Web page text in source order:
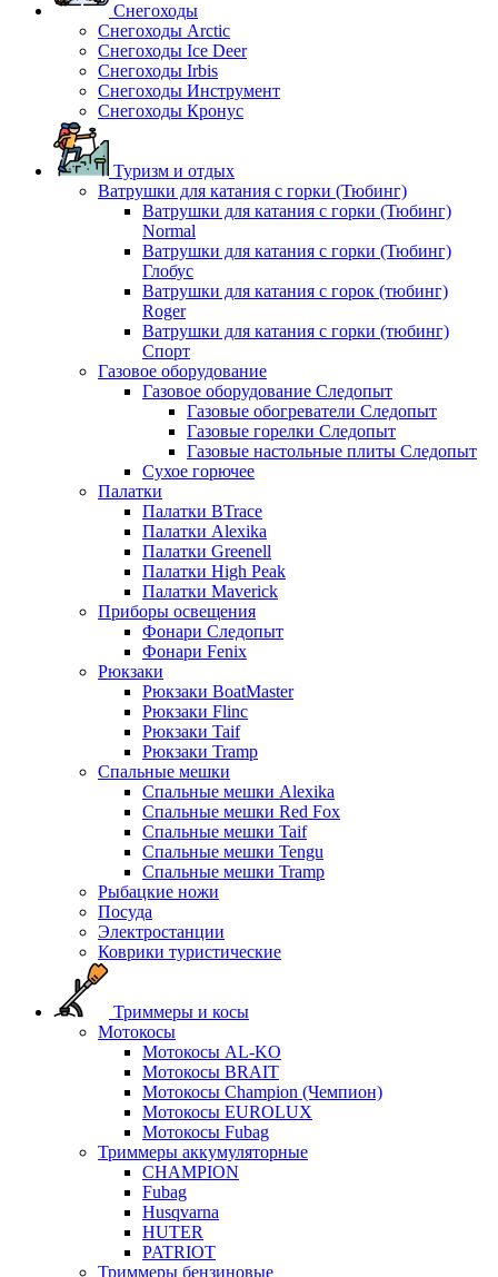
Снегоходы
Снегоходы Arctic
Снегоходы Ice Deer
Снегоходы Irbis
Снегоходы Инструмент
Снегоходы Кронус
Туризм и отдых
Ватрушки для катания с горки (Тюбинг)
Ватрушки для катания с горки (Тюбинг)
Normal
Ватрушки для катания с горки (Тюбинг)
Глобус
Ватрушки для катания с горок (тюбинг)
Roger
Ватрушки для катания с горки (тюбинг)
Спорт
Газовое оборудование
Газовое оборудование Следопыт
Газовые обогреватели Следопыт
Газовые горелки Следопыт
Газовые настольные плиты Следопыт
Сухое горючее
Палатки
Палатки BTrace
Палатки Alexika
Палатки Greenell
Палатки High Peak
Палатки Maverick
Приборы освещения
Фонари Следопыт
Фонари Fenix
Рюкзаки
Рюкзаки BoatMaster
Рюкзаки Flinc
Рюкзаки Taif
Рюкзаки Tramp
Спальные мешки
Спальные мешки Alexika
Спальные мешки Red Fox
Спальные мешки Taif
Спальные мешки Tengu
Спальные мешки Tramp
Рыбацкие ножи
Посуда
Электростанции
Коврики туристические
Триммеры и косы
Мотокосы
Мотокосы AL-KO
Мотокосы BRAIT
Мотокосы Champion (Чемпион)
Мотокосы EUROLUX
Мотокосы Fubag
Триммеры аккумуляторные
CHAMPION
Fubag
Husqvarna
HUTER
PATRIOT
Триммеры бензиновые